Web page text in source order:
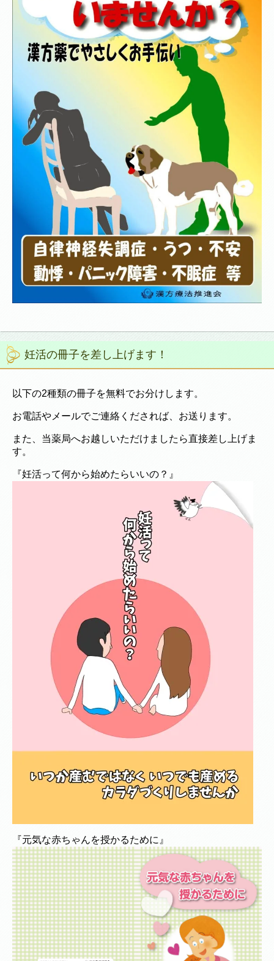
妊活の冊子を差し上げます！
以下の2種類の冊子を無料でお分けします。
お電話やメールでご連絡くだされば、お送ります。
また、当薬局へお越しいただけましたら直接差し上げま
す。
『妊活って何から始めたらいいの？』
『元気な赤ちゃんを授かるために』